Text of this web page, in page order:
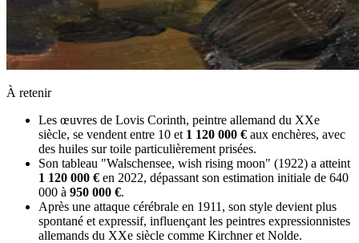
À retenir
Les œuvres de Lovis Corinth, peintre allemand du XXe
siècle, se vendent entre 10 et 1 120 000 € aux enchères, avec
des huiles sur toile particulièrement prisées.
Son tableau "Walschensee, wish rising moon" (1922) a atteint
1 120 000 € en 2022, dépassant son estimation initiale de 640
000 à 950 000 €.
Après une attaque cérébrale en 1911, son style devient plus
spontané et expressif, influençant les peintres expressionnistes
allemands du XXe siècle comme Kirchner et Nolde.